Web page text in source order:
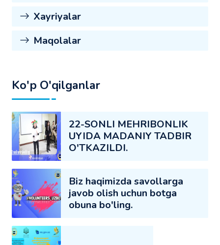
Xayriyalar
Maqolalar
Ko'p O'qilganlar
22-SONLI MEHRIBONLIK
UYIDA MADANIY TADBIR
O'TKAZILDI.
Biz haqimizda savollarga
javob olish uchun botga
obuna bo'ling.